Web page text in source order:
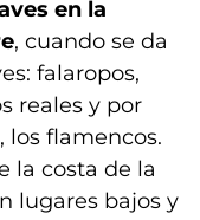
en la
, cuando se da
falaropos,
reales y por
los flamencos.
la costa de la
lugares bajos y